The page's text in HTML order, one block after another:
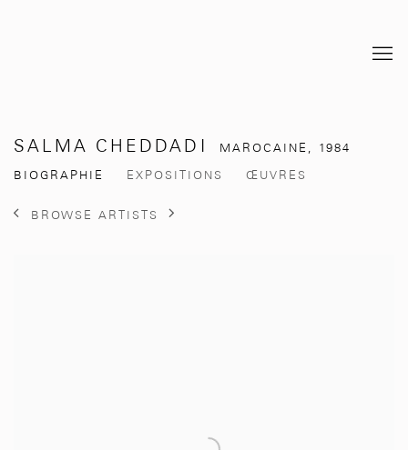
SALMA CHEDDADI MAROCAINE, 1984
BIOGRAPHIE
EXPOSITIONS ŒUVRES
BROWSE ARTISTS